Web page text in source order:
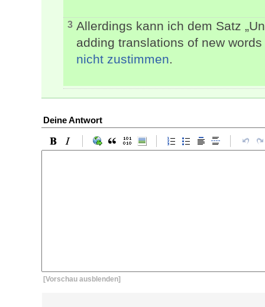
3 Allerdings kann ich dem Satz
adding translations of new
nicht zustimmen.
Deine Antwort
[Vorschau ausblenden]